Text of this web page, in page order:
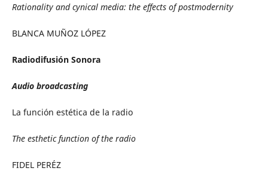
Rationality and cynical media: the effects of postmodernity
BLANCA MUÑOZ LÓPEZ
Radiodifusión Sonora
Audio broadcasting
La función estética de la radio
The esthetic function of the radio
FIDEL PERÉZ